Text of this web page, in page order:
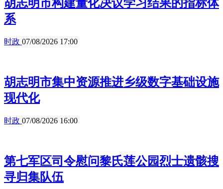
胡志明市构建量化决议学习结果的指标体
系
时政 07/08/2026 17:00
胡志明市集中资源推进乡级数字基础设施
现代化
时政 07/08/2026 16:00
第七军区司令慰问黎氏莲公园烈士遗骸搜
寻归集队伍